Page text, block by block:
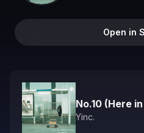
Open in
No.10 (Here
Yinc.